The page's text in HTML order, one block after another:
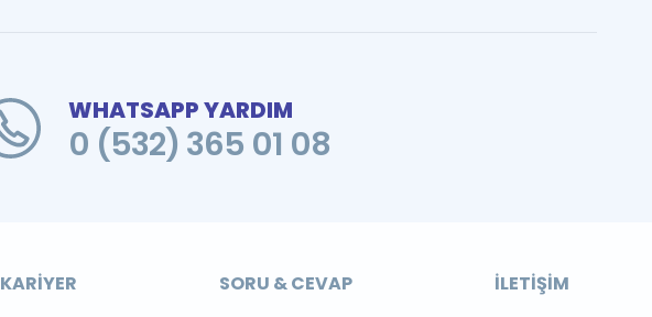
WHATSAPP YARDIM
0 (532) 365 01 08
KARIYER SORU & CEVAP İLETIŞIM